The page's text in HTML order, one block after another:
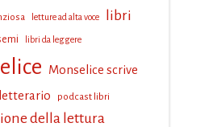
letture ad alta voce libri
libri da leggere
Monselice scrive
podcast libri
della lettura